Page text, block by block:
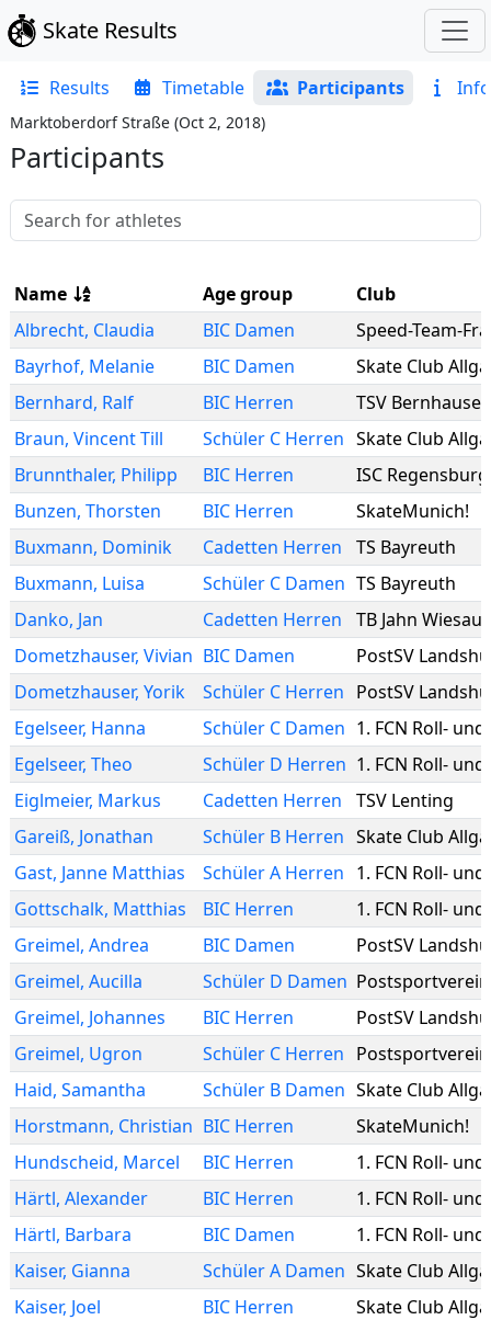
Skate Results
Results Timetable Participants Info
Marktoberdorf Straße (Oct 2, 2018)
Participants
Name Age group
Club
Albrecht, Claudia BIC Damen
Speed-Team-
Bayrhof, Melanie BIC Damen
Skate Club
Bernhard, Ralf BIC Herren
TSV Bernhausen
Braun, Vincent Till Schüler C Herren Skate Club
Brunnthaler, Philipp BIC Herren
ISC Regensburg
Bunzen, Thorsten BIC Herren
SkateMunich!
Buxmann, Dominik Cadetten Herren
TS Bayreuth
Buxmann, Luisa Schüler C Damen TS Bayreuth
Danko, Jan Cadetten Herren
TB Jahn Wiesau
Dometzhauser, Vivian BIC Damen
PostSV
Dometzhauser, Yorik Schüler C Herren PostSV
Egelseer, Hanna Schüler C Damen 1. FCN Roll-
Egelseer, Theo Schüler D Herren 1. FCN Roll-
Eiglmeier, Markus Cadetten Herren
TSV Lenting
Gareiß, Jonathan Schüler B Herren Skate Club
Gast, Janne Matthias Schüler A Herren 1. FCN Roll-
Gottschalk, Matthias BIC Herren
1. FCN Roll-
Greimel, Andrea BIC Damen
PostSV
Greimel, Aucilla Schüler D Damen
Greimel, Johannes BIC Herren
PostSV
Greimel, Ugron Schüler C Herren
Haid, Samantha Schüler B Damen Skate Club
Horstmann, Christian BIC Herren
SkateMunich!
Hundscheid, Marcel BIC Herren
1. FCN Roll-
Härtl, Alexander BIC Herren
1. FCN Roll-
Härtl, Barbara BIC Damen
1. FCN Roll-
Kaiser, Gianna Schüler A Damen Skate Club
Kaiser, Joel BIC Herren
Skate Club